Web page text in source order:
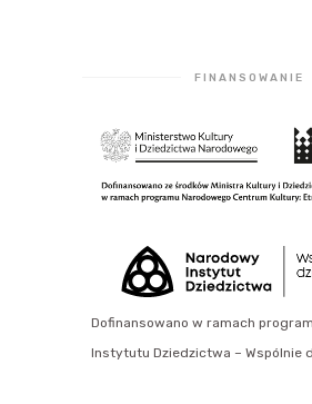
FINANSOWANIE
Dofinansowano w ramach
Instytutu Dziedzictwa – Wspólnie